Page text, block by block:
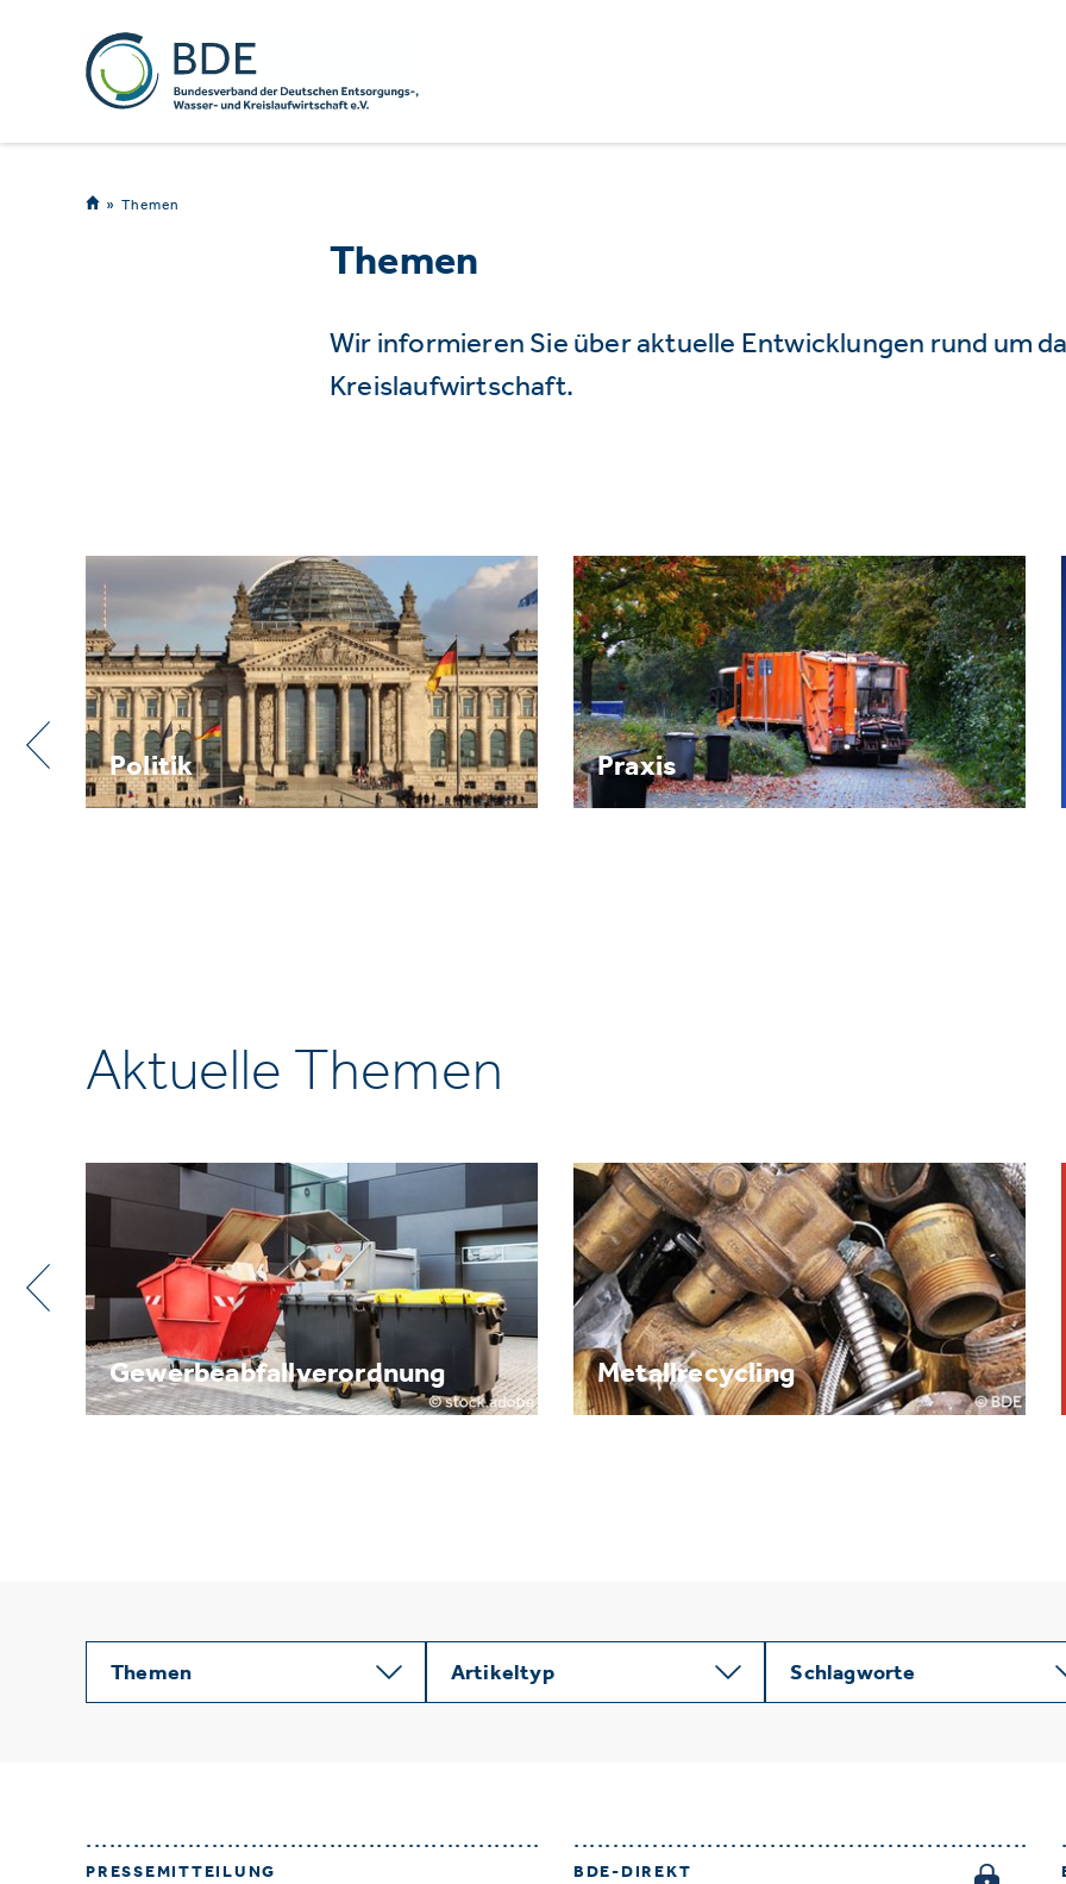
Themen
Themen
Wir informieren Sie über aktuelle Entwicklungen rund um
Kreislaufwirtschaft.
Praxis Recht
Aktuelle Themen
Metallrecycling Brennpunkt: Batterie
Themen Artikeltyp Schlagworte
PRESSEMITTEILUNG BDE-DIREKT